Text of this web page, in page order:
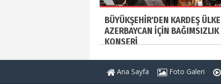
BÜYÜKŞEHİR'DEN KARDEŞ ÜLKE
AZERBAYCAN İÇİN BAĞIMSIZLIK
KONSERİ
Ana Sayfa Foto Galeri